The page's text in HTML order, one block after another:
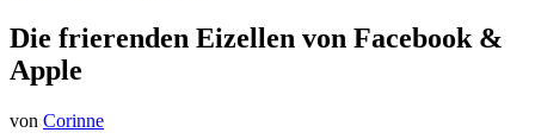
Die frierenden Eizellen von Facebook &
Apple
von Corinne